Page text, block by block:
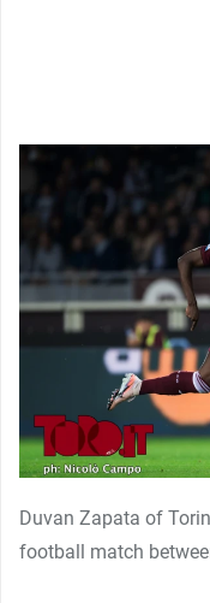
Duvan Zapata of
football match